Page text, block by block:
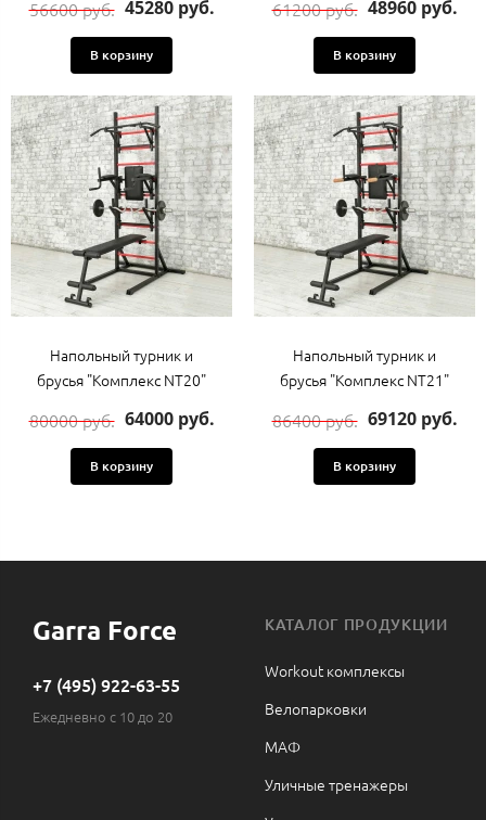
56600 руб. 45280 руб.
В корзину
61200 руб. 48960 руб.
В корзину
Напольный турник и
брусья "Комплекс NT20"
80000 руб. 64000 руб.
В корзину
Напольный турник и
брусья "Комплекс NT21"
86400 руб. 69120 руб.
В корзину
Garra Force
+7 (495) 922-63-55
Ежедневно с 10 до 20
КАТАЛОГ ПРОДУКЦИИ
Workout комплексы
Велопарковки
МАФ
Уличные тренажеры